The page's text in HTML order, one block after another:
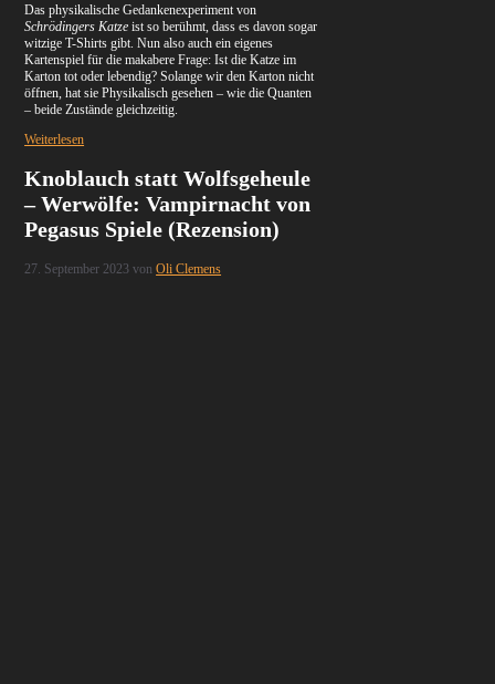
Das physikalische Gedankenexperiment von
Schrödingers Katze ist so berühmt, dass es davon sogar
witzige T-Shirts gibt. Nun also auch ein eigenes
Kartenspiel für die makabere Frage: Ist die Katze im
Karton tot oder lebendig? Solange wir den Karton nicht
öffnen, hat sie Physikalisch gesehen – wie die Quanten
– beide Zustände gleichzeitig.
Weiterlesen
Knoblauch statt Wolfsgeheule
– Werwölfe: Vampirnacht von
Pegasus Spiele (Rezension)
27. September 2023 vonOli Clemens